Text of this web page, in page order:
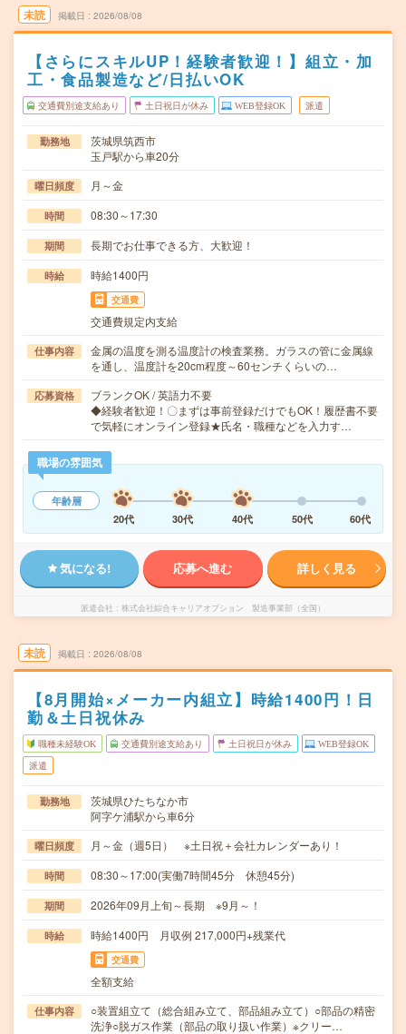
未読 掲載日 2026/08/08
【さらにスキルUP！経験者歓迎！】組立・加
工・食品製造など/日払いOK
交通費別途支給あり 土日祝日が休み WEB登録OK 派遣
勤務地
茨城県筑西市
玉戸駅から車20分
曜日頻度 月～金
時間 08:30～17:30
期間 長期でお仕事できる方、大歓迎！
時給 時給1400円
交通費
交通費規定内支給
仕事内容
金属の温度を測る温度計の検査業務。ガラスの管に金属線
を通し、温度計を20cm程度～60センチくらいの…
応募資格
ブランクOK / 英語力不要
◆経験者歓迎！〇まずは事前登録だけでもOK！履歴書不要
で気軽にオンライン登録★氏名・職種などを入力す…
職場の雰囲気
年齢層
20代
30代 40代 50代 60代
気になる! 応募へ進む 詳しく見る
派遣会社 株式会社綜合キャリアオプション 製造事業部（全国）
未読 掲載日 2026/08/08
【8月開始×メーカー内組立】時給1400円！日
勤＆土日祝休み
職種未経験OK 交通費別途支給あり 土日祝日が休み WEB登録OK
派遣
勤務地
茨城県ひたちなか市
阿字ケ浦駅から車6分
曜日頻度 月～金（週5日） ※土日祝＋会社カレンダーあり！
時間 08:30～17:00(実働7時間45分 休憩45分)
期間 2026年09月上旬～長期 ※9月～！
時給 時給1400円 月収例 217,000円+残業代
交通費
全額支給
仕事内容
○装置組立て（総合組み立て、部品組み立て）○部品の精密
洗浄○脱ガス作業（部品の取り扱い作業）※クリー…